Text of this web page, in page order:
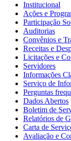
Institucional
Ações e
Participação
Auditorias
Convênios e
Receitas e
Licitações e
Servidores
Informações
Serviço de
Perguntas
Dados Abertos
Boletim de
Relatórios de
Carta de
Avaliação e